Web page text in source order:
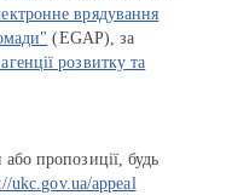
врядування
(EGAP), за
розвитку та
пропозиції, будь
ukc.gov.ua/appeal